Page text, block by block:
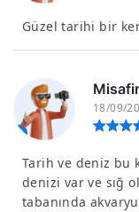
Güzel tarihi bir
Misafir
18/09/
Tarih ve deniz bu
denizi var ve sığ
tabanında